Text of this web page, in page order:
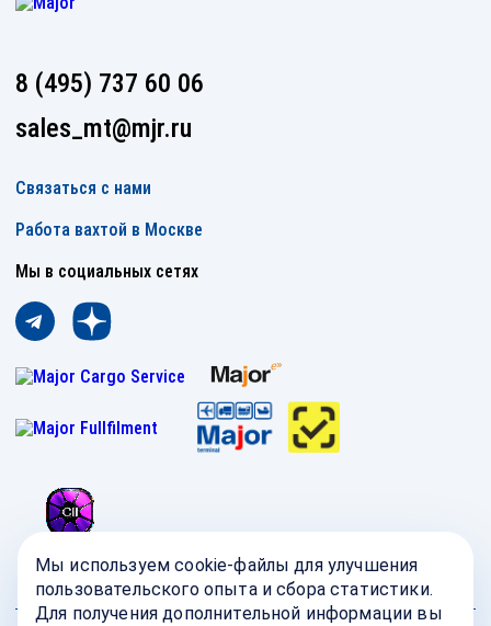
8 (495) 737 60 06
sales_mt@mjr.ru
Связаться с нами
Работа вахтой в Москве
Мы в социальных сетях
Мы используем cookie-файлы для улучшения
пользовательского опыта и сбора статистики.
Для получения дополнительной информации вы